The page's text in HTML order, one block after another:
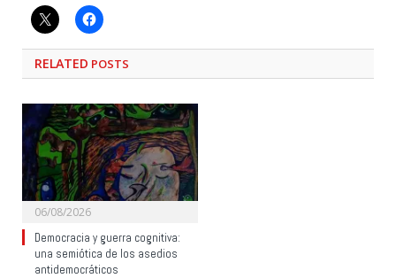
RELATED POSTS
06/08/2026
Democracia y guerra cognitiva:
una semiótica de los asedios
antidemocráticos